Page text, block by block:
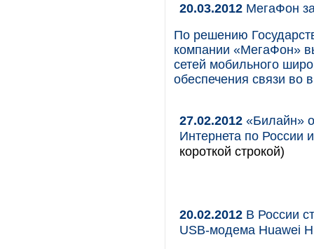
20.03.2012 МегаФон
По решению
компании «МегаФон»
сетей мобильного
обеспечения связи
27.02.2012 «Билайн»
Интернета по России
короткой строкой)
20.02.2012 В России
USB-модема Huawei